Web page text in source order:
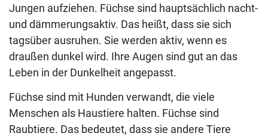
Jungen aufziehen. Füchse sind hauptsächlich nacht-
und dämmerungsaktiv. Das heißt, dass sie sich
tagsüber ausruhen. Sie werden aktiv, wenn es
draußen dunkel wird. Ihre Augen sind gut an das
Leben in der Dunkelheit angepasst.
Füchse sind mit Hunden verwandt, die viele
Menschen als Haustiere halten. Füchse sind
Raubtiere. Das bedeutet, dass sie andere Tiere